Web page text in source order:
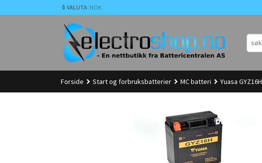
til
VALUTA: NOK
Forside Start og forbruksbatterier MC batteri Yuasa GYZ16H